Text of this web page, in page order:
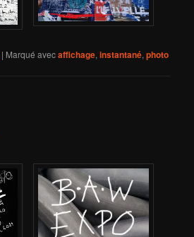
| Marqué avecaffichage,instantané,photo